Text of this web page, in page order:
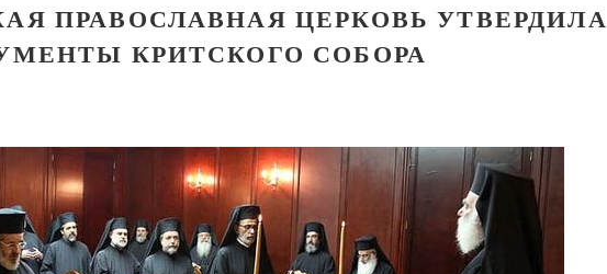
ПРАВОСЛАВНАЯ ЦЕРКОВЬ УТВЕРДИЛА
КРИТСКОГО СОБОРА